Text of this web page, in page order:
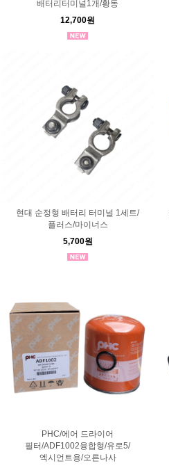
배터리터미널1개/황동
12,700원
현대 순정형 배터리 터미널 1세트/
플러스/마이너스
5,700원
PHC/에어 드라이어
필터/ADF1002융합형/유로5/
엑시언트용/오른나사